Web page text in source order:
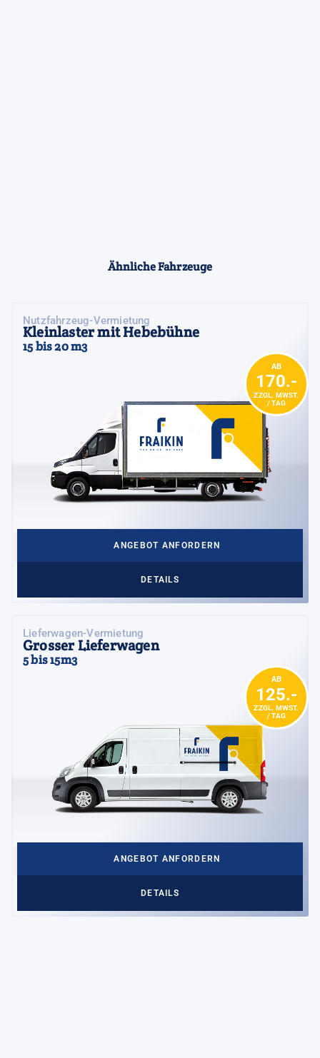
Ähnliche Fahrzeuge
AB
170.-
ZZGL. MWST.
/ TAG
Kleinlaster mit Hebebühne
15 bis 20 m3
Nutzfahrzeug-Vermietung
ANGEBOT ANFORDERN
DETAILS
AB
125.-
ZZGL. MWST.
/ TAG
Grosser Lieferwagen
5 bis 15m3
Lieferwagen-Vermietung
ANGEBOT ANFORDERN
DETAILS